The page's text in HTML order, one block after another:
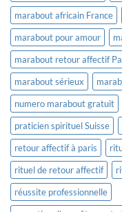
marabout africain France
marabout pour amour
marabout retour affectif
marabout sérieux
numero marabout gratuit
praticien spirituel Suisse
retour affectif à paris
rituel de retour affectif
réussite professionnelle